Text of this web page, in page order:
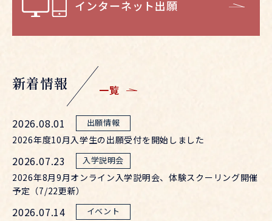
インターネット出願
新着情報 一覧
2026.08.01
2026年度10月入学生の出願受付を開始しました
2026.07.23
2026年8月9月オンライン入学説明会、体験スクーリング開催
予定（7/22更新）
2026.07.14